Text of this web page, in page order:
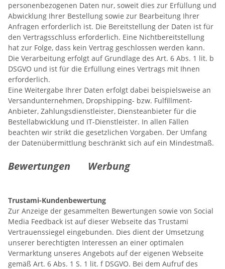
personenbezogenen Daten nur, soweit dies zur Erfüllung und
Abwicklung Ihrer Bestellung sowie zur Bearbeitung Ihrer
Anfragen erforderlich ist. Die Bereitstellung der Daten ist für
den Vertragsschluss erforderlich. Eine Nichtbereitstellung
hat zur Folge, dass kein Vertrag geschlossen werden kann.
Die Verarbeitung erfolgt auf Grundlage des Art. 6 Abs. 1 lit. b
DSGVO und ist für die Erfüllung eines Vertrags mit Ihnen
erforderlich.
Eine Weitergabe Ihrer Daten erfolgt dabei beispielsweise an
Versandunternehmen, Dropshipping- bzw. Fulfillment-
Anbieter, Zahlungsdienstleister, Diensteanbieter für die
Bestellabwicklung und IT-Dienstleister. In allen Fällen
beachten wir strikt die gesetzlichen Vorgaben. Der Umfang
der Datenübermittlung beschränkt sich auf ein Mindestmaß.
Bewertungen Werbung
Trustami-Kundenbewertung
Zur Anzeige der gesammelten Bewertungen sowie von Social
Media Feedback ist auf dieser Webseite das Trustami
Vertrauenssiegel eingebunden. Dies dient der Umsetzung
unserer berechtigten Interessen an einer optimalen
Vermarktung unseres Angebots auf der eigenen Webseite
gemäß Art. 6 Abs. 1 S. 1 lit. f DSGVO. Bei dem Aufruf des